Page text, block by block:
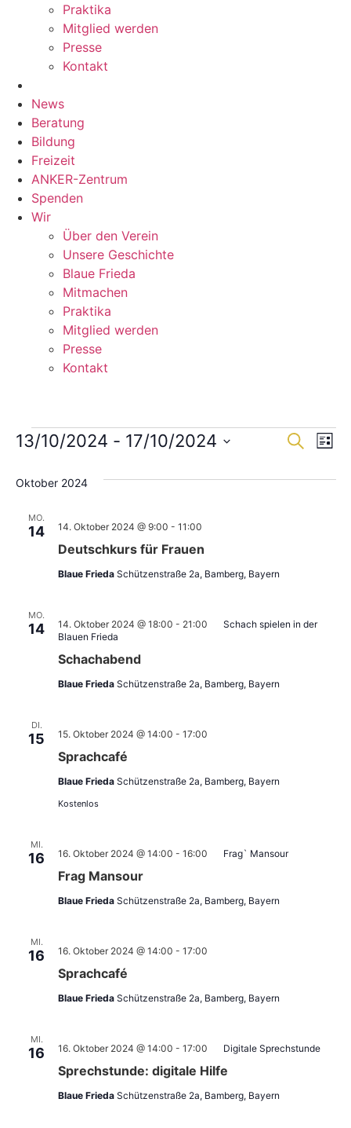
Praktika
Mitglied werden
Presse
Kontakt
News
Beratung
Bildung
Freizeit
ANKER-Zentrum
Spenden
Wir
Über den Verein
Unsere Geschichte
Blaue Frieda
Mitmachen
Praktika
Mitglied werden
Presse
Kontakt
Veranstaltungen SucheListe
13/10/2024 - 17/10/2024
Oktober 2024
MO.
14
Deutschkurs für Frauen
14. Oktober 2024 @ 9:00 - 11:00
Blaue Frieda Schützenstraße 2a, Bamberg, Bayern
MO.
14
Schachabend
14. Oktober 2024 @ 18:00 - 21:00
Schach spielen in der
Blauen Frieda
Blaue Frieda Schützenstraße 2a, Bamberg, Bayern
DI.
15
Sprachcafé
15. Oktober 2024 @ 14:00 - 17:00
Blaue Frieda Schützenstraße 2a, Bamberg, Bayern
Kostenlos
MI.
16
Frag Mansour
16. Oktober 2024 @ 14:00 - 16:00 Frag` Mansour
Blaue Frieda Schützenstraße 2a, Bamberg, Bayern
MI.
16
Sprachcafé
16. Oktober 2024 @ 14:00 - 17:00
Blaue Frieda Schützenstraße 2a, Bamberg, Bayern
MI.
16
Sprechstunde: digitale Hilfe
16. Oktober 2024 @ 14:00 - 17:00 Digitale Sprechstunde
Blaue Frieda Schützenstraße 2a, Bamberg, Bayern